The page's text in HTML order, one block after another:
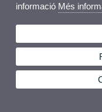
informació Més